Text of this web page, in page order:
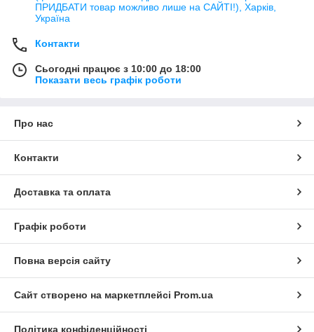
ПРИДБАТИ товар можливо лише на САЙТІ!), Харків,
Україна
Контакти
Сьогодні працює з 10:00 до 18:00
Показати весь графік роботи
Про нас
Контакти
Доставка та оплата
Графік роботи
Повна версія сайту
Сайт створено на маркетплейсі Prom.ua
Політика конфіденційності